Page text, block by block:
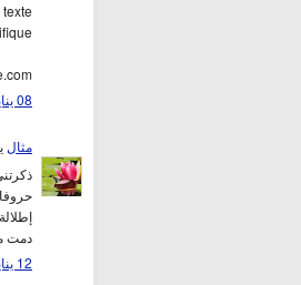
!
08 يناير, 2013 08:29
مثال
دمت
12 يناير, 2013 00:08